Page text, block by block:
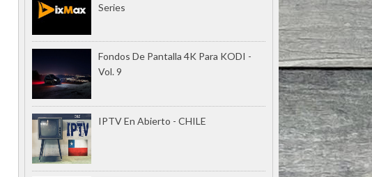
Series
Fondos De Pantalla 4K Para KODI -
Vol. 9
IPTV En Abierto - CHILE